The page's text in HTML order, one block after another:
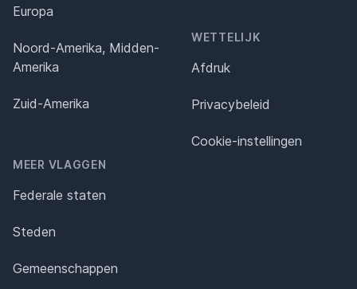
Europa
Noord-Amerika, Midden-
Amerika
Zuid-Amerika
MEER VLAGGEN
Federale staten
Steden
Gemeenschappen
WETTELIJK
Afdruk
Privacybeleid
Cookie-instellingen